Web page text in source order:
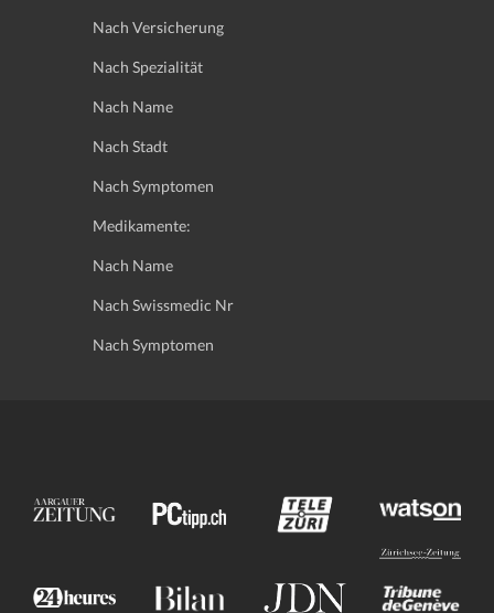
Nach Versicherung
Nach Spezialität
Nach Name
Nach Stadt
Nach Symptomen
Medikamente:
Nach Name
Nach Swissmedic Nr
Nach Symptomen